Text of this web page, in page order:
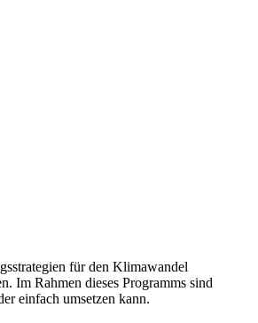
für den Klimawandel
Im Rahmen dieses Programms sind
einfach umsetzen kann.